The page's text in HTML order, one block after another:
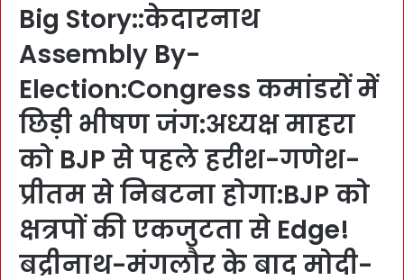
Big Story::केदारनाथ
Assembly By-
Election:Congress कमांडरों में
छिड़ी भीषण जंग:अध्यक्ष माहरा
को BJP से पहले हरीश-गणेश-
प्रीतम से निबटना होगा:BJP को
क्षत्रपों की एकजुटता से Edge!
बद्रीनाथ-मंगलौर के बाद मोदी-